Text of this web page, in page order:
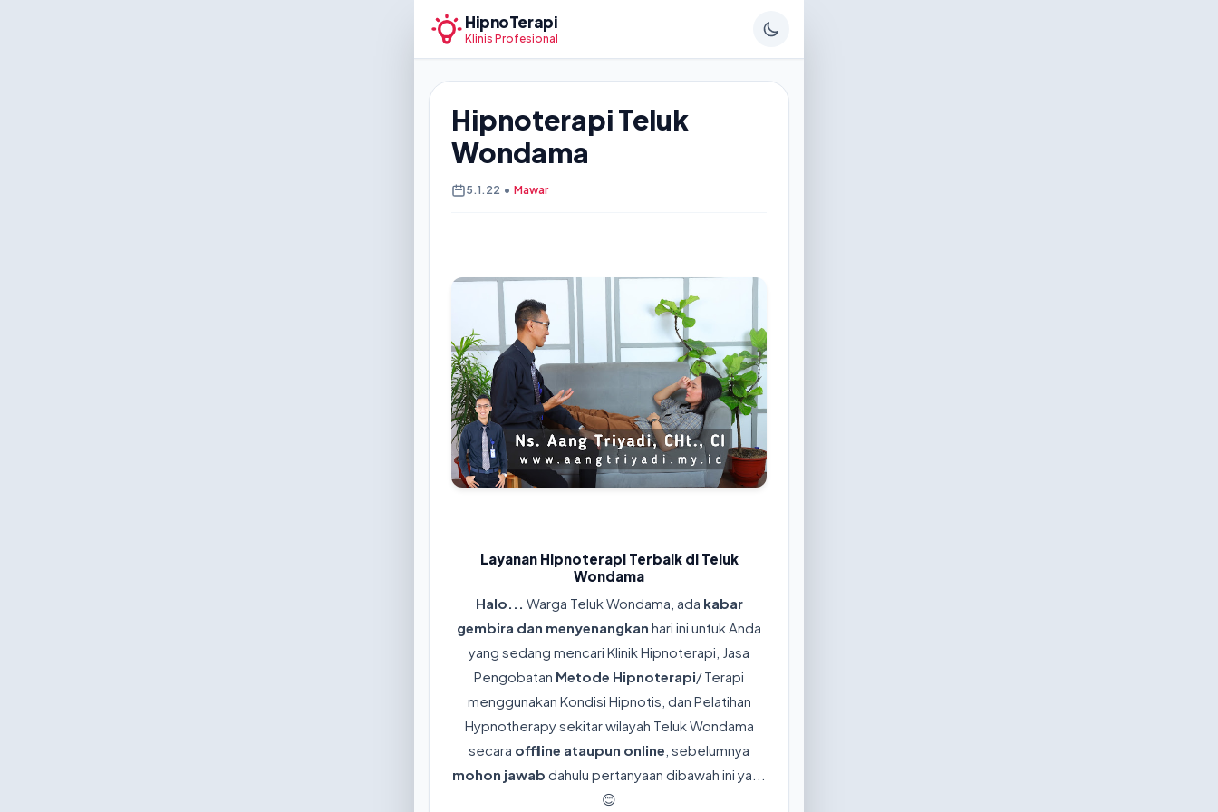
HipnoTerapi
Klinis Profesional
Hipnoterapi Teluk
Wondama
5.1.22 • Mawar
Layanan Hipnoterapi Terbaik di Teluk
Wondama
Halo... Warga Teluk Wondama, ada kabar
gembira dan menyenangkan hari ini untuk Anda
yang sedang mencari Klinik Hipnoterapi, Jasa
Pengobatan Metode Hipnoterapi/ Terapi
menggunakan Kondisi Hipnotis, dan Pelatihan
Hypnotherapy sekitar wilayah Teluk Wondama
secara offline ataupun online , sebelumnya
mohon jawab dahulu pertanyaan dibawah ini ya...
😊